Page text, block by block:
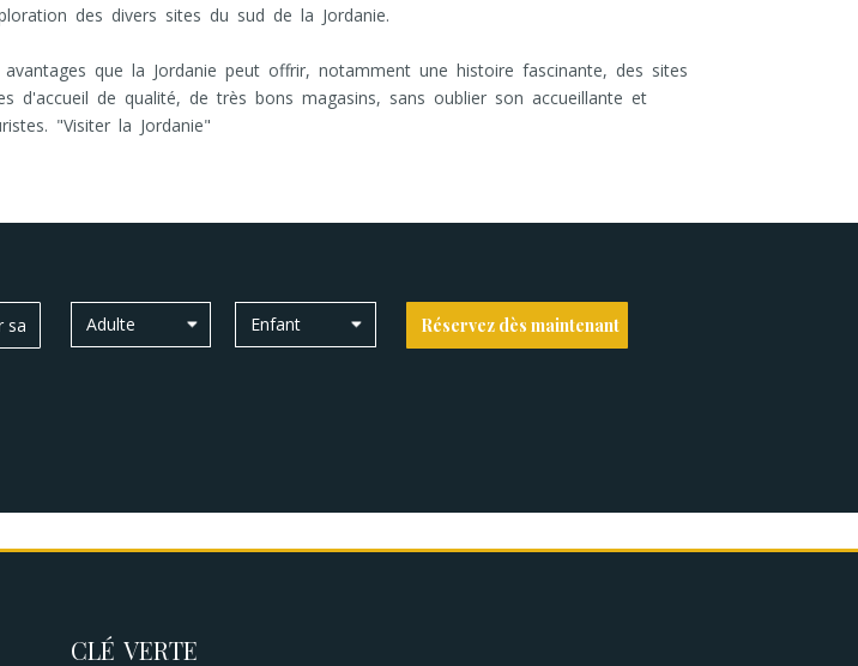
des divers sites du sud de la Jordanie.
que la Jordanie peut offrir, notamment une histoire fascinante, des sites
d'accueil de qualité, de très bons magasins, sans oublier son accueillante et
"Visiter la Jordanie"
Adulte Enfant Réservez dès maintenant
CLÉ VERTE